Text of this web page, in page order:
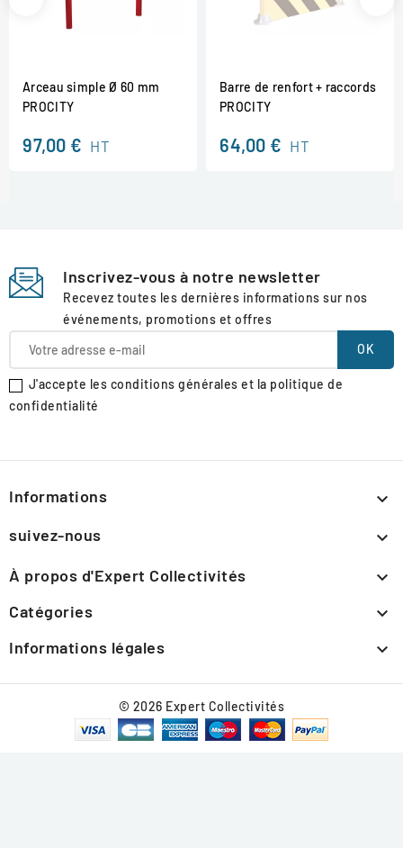
Arceau simple Ø 60 mm
PROCITY
97,00 € HT
Barre de renfort + raccords
PROCITY
64,00 € HT
Inscrivez-vous à notre newsletter
Recevez toutes les dernières informations sur nos
événements, promotions et offres
J'accepte les conditions générales et la politique de
confidentialité
Informations 
suivez-nous 
À propos d'Expert Collectivités 
Catégories 
Informations légales 
© 2026 Expert Collectivités